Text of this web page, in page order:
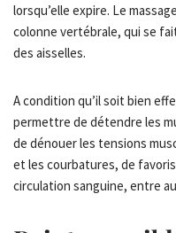
lorsqu’elle expire. Le
colonne vertébrale, qui se
des aisselles.
A condition qu’il soit bien
permettre de détendre les
de dénouer les tensions
et les courbatures, de
circulation sanguine, entre